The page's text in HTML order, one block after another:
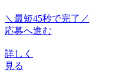
＼最短45秒で完了／
応募へ進む
詳しく
見る